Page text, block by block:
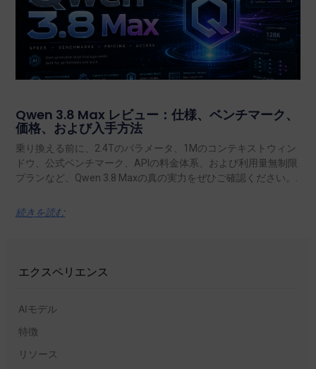
Qwen 3.8 Max レビュー：仕様、ベンチマーク、
価格、および入手方法
乗り換える前に、2.4Tのパラメータ、1Mのコンテキストウィン
ドウ、公式ベンチマーク、APIの料金体系、および利用量無制限
プランなど、Qwen 3.8 Maxの真の実力をぜひご確認ください。.
続きを読む
エクスペリエンス
AIモデル
特徴
リソース